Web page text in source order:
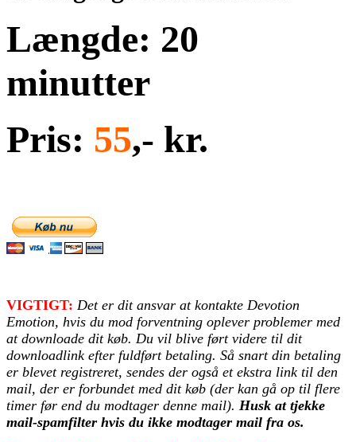
Længde: 20
minutter
Pris: 55,- kr.
VIGTIGT: Det er dit ansvar at kontakte Devotion
Emotion, hvis du mod forventning oplever problemer med
at downloade dit køb. Du vil blive ført videre til dit
downloadlink efter fuldført betaling. Så snart din betaling
er blevet registreret, sendes der også et ekstra link til den
mail, der er forbundet med dit køb (der kan gå op til flere
timer før end du modtager denne mail). Husk at tjekke
mail-spamfilter hvis du ikke modtager mail fra os.